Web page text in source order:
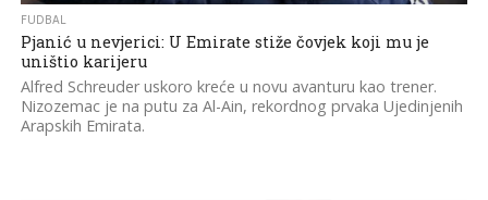
FUDBAL
Pjanić u nevjerici: U Emirate stiže čovjek koji mu je
uništio karijeru
Alfred Schreuder uskoro kreće u novu avanturu kao trener.
Nizozemac je na putu za Al-Ain, rekordnog prvaka Ujedinjenih
Arapskih Emirata.